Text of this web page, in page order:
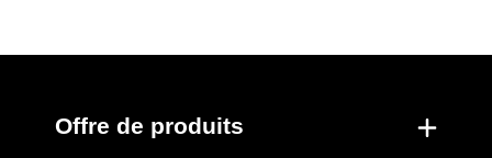
Offre de produits